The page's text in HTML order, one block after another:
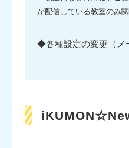
が配信している教室のみ閲
◆各種設定の変更（メ